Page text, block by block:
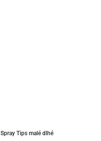
Spray Tips malé dlhé